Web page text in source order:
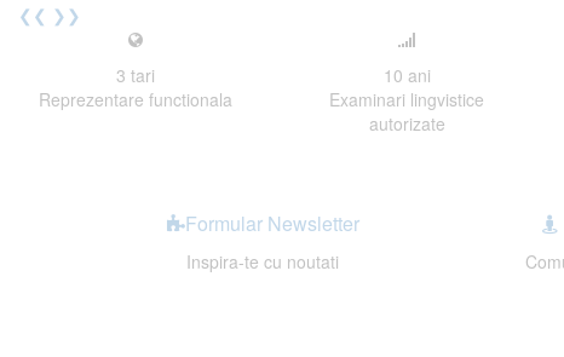
❮❮ ❯❯
3 tari
Reprezentare functionala
10 ani
Examinari lingvistice
autorizate
Formular Newsletter
Inspira-te cu noutati